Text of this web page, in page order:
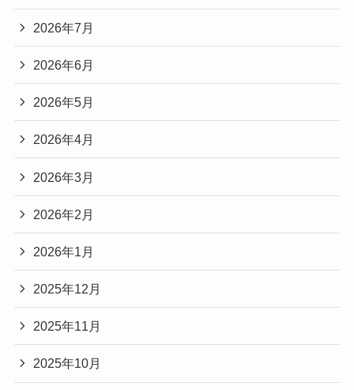
2026年7月
2026年6月
2026年5月
2026年4月
2026年3月
2026年2月
2026年1月
2025年12月
2025年11月
2025年10月